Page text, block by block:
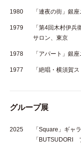
1980 「連夜の街」銀
1979
「第4回木村伊
サロン、東京
1978 「アパート」銀
1977 「絶唱・横須賀
グループ展
2025
「Square」ギャ
「BUTSUDORI